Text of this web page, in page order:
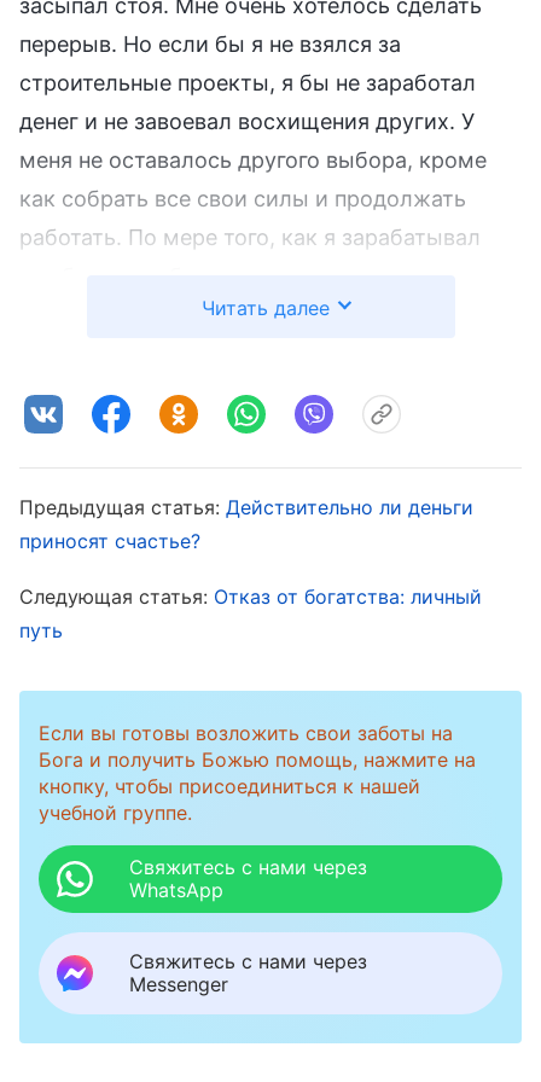
перерыв. Но если бы я не взялся за
строительные проекты, я бы не заработал
денег и не завоевал восхищения других. У
меня не оставалось другого выбора, кроме
как собрать все свои силы и продолжать
работать. По мере того, как я зарабатывал
все мои страдания и невероятная усталость
бизнес процветал, моя жена работала на
лесах третьего этажа, занимаясь стеной,
когда случайно опрокинула доску и упала на
первый этаж, сразу потеряв сознание. Ее
срочно доставили в больницу, где ей более
часа оказывали неотложную помощь, после
чего состояние ее стабилизировалось и она
прежде чем она полностью восстановилась и
выписалась из больницы.
Позже моя старшая сестра узнала, что моя
жена выписалась из больницы, и пришла нас
навестить. Она поделилась с нами Божьей
время меня глубоко тронули некоторые
Божьи слова.Всемогущий Бог
того момента, как ты с плачем приходишь в
Читать далее
Предыдущая статья: Действительно ли деньги
приносят счастье?
Следующая статья: Отказ от богатства: личный
путь
Если вы готовы возложить свои заботы на
Бога и получить Божью помощь, нажмите на
кнопку, чтобы присоединиться к нашей
учебной группе.
Свяжитесь с нами через
WhatsApp
Свяжитесь с нами через
Messenger